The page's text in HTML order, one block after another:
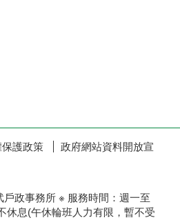
保護政策
政府網站資料開放宣
政事務所 ※ 服務時間：週一至
休息(午休輪班人力有限，暫不受